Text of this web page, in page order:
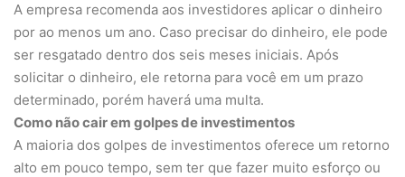
A empresa recomenda aos investidores aplicar o dinheiro
por ao menos um ano. Caso precisar do dinheiro, ele pode
ser resgatado dentro dos seis meses iniciais. Após
solicitar o dinheiro, ele retorna para você em um prazo
determinado, porém haverá uma multa.
Como não cair em golpes de investimentos
A maioria dos golpes de investimentos oferece um retorno
alto em pouco tempo, sem ter que fazer muito esforço ou